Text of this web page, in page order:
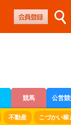
競馬 公営
不動産 こづかい稼